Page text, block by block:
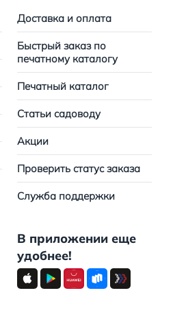
Доставка и оплата
Быстрый заказ по
печатному каталогу
Печатный каталог
Статьи садоводу
Акции
Проверить статус заказа
Служба поддержки
В приложении еще
удобнее!